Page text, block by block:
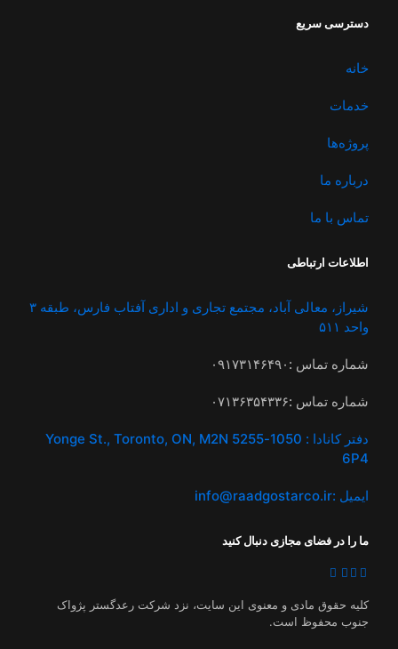
دسترسی سریع
خانه
خدمات
پروژه‌ها
درباره ما
تماس با ما
اطلاعات ارتباطی
شیراز، معالی آباد، مجتمع تجاری و اداری آفتاب فارس، طبقه ۳
واحد ۵۱۱
شماره تماس :‌۰۹۱۷۳۱۴۶۴۹۰
شماره تماس :‌۰۷۱۳۶۳۵۴۳۳۶
دفتر کانادا :‌ 1050-5255 Yonge St., Toronto, ON, M2N
6P4
ایمیل :‌info@raadgostarco.ir
ما را در فضای مجازی دنبال کنید
کلیه حقوق مادی و معنوی این سایت، نزد شرکت رعدگستر پژواک
جنوب محفوظ است.